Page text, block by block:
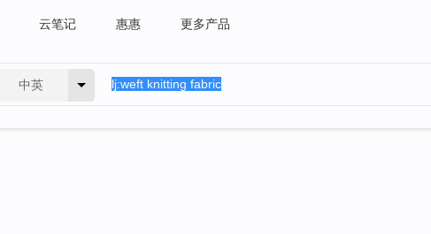
云笔记 惠惠 更多产品
中英